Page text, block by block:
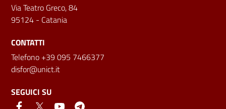
Via Teatro Greco, 84
95124 - Catania
CONTATTI
Telefono +39 095 7466377
disfor@unict.it
SEGUICI SU